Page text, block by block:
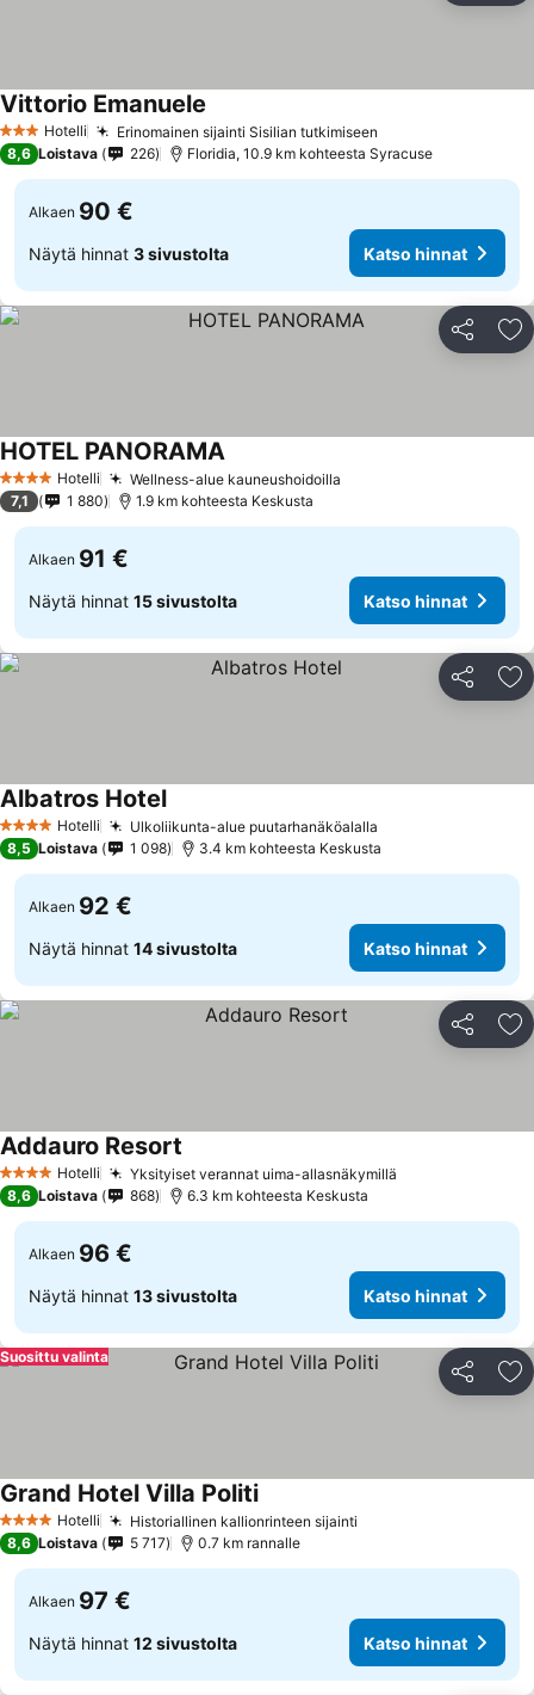
3 Tähtiluokitus
Hotelli Erinomainen sijainti Sisilian tutkimiseen
Vittorio Emanuele
8,6 Loistava 226 Floridia, 10.9 km kohteesta Syracuse
Alkaen 90 €
Näytä hinnat 3 sivustolta Katso hinnat
Jaa
4 Tähtiluokitus
Hotelli Wellness-alue kauneushoidoilla
HOTEL PANORAMA
7,1 1 880 1.9 km kohteesta Keskusta
Alkaen 91 €
Näytä hinnat 15 sivustolta Katso hinnat
Jaa
4 Tähtiluokitus
Hotelli Ulkoliikunta-alue puutarhanäköalalla
Albatros Hotel
8,5 Loistava 1 098 3.4 km kohteesta Keskusta
Alkaen 92 €
Näytä hinnat 14 sivustolta Katso hinnat
Jaa
4 Tähtiluokitus
Hotelli Yksityiset verannat uima-allasnäkymillä
Addauro Resort
8,6 Loistava 868 6.3 km kohteesta Keskusta
Alkaen 96 €
Näytä hinnat 13 sivustolta Katso hinnat
Jaa
Suosittu valinta
4 Tähtiluokitus
Hotelli Historiallinen kallionrinteen sijainti
Grand Hotel Villa Politi
8,6 Loistava 5 717 0.7 km rannalle
Alkaen 97 €
Näytä hinnat 12 sivustolta Katso hinnat